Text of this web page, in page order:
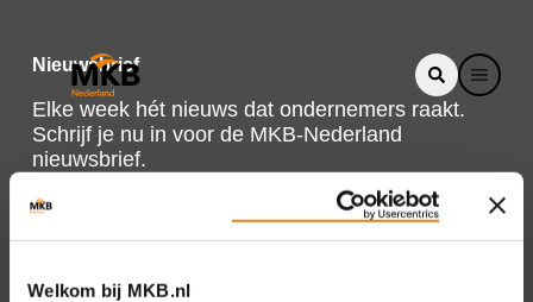
Welkom bij MKB.nl
Nieuwsbrief
Elke week hét nieuws dat ondernemers raakt.
Schrijf je nu in voor de MKB-Nederland
nieuwsbrief.